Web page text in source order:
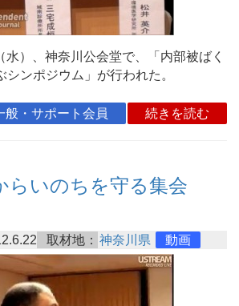
）、神奈川公会堂で、「内部被ばく
ンポジウム」が行われた。
般・サポート会員 続きを読む
らいのちを守る集会
取材地： 神奈川県 動画